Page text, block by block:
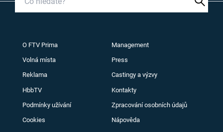
O FTV Prima Management
Volná místa Press
Reklama Castingy a výzvy
HbbTV Kontakty
Podmínky užívání Zpracování osobních údajů
Cookies Nápověda